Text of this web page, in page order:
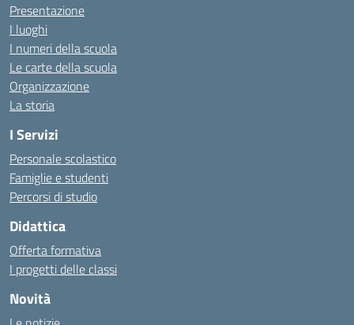
Presentazione
I luoghi
I numeri della scuola
Le carte della scuola
Organizzazione
La storia
I Servizi
Personale scolastico
Famiglie e studenti
Percorsi di studio
Didattica
Offerta formativa
I progetti delle classi
Novità